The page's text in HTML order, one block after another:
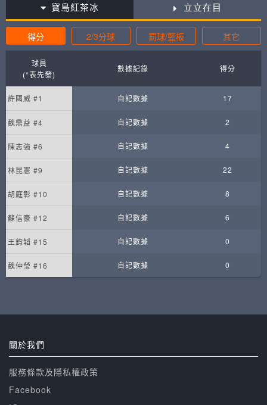
寶島紅茶冰 立立在目
得分 2/3分球 罰球/籃板 其它
球員
(*表先發)
數據記錄 得分
許國威 #1 自記數據 17
魏鼎益 #4 自記數據 2
陳志強 #6 自記數據 4
林昆憲 #9 自記數據 22
胡庭彰 #10 自記數據 8
蘇信豪 #12 自記數據 6
王鈞韜 #15 自記數據 0
魏仲瑩 #16 自記數據 0
關於我們
服務條款及隱私權政策
Facebook